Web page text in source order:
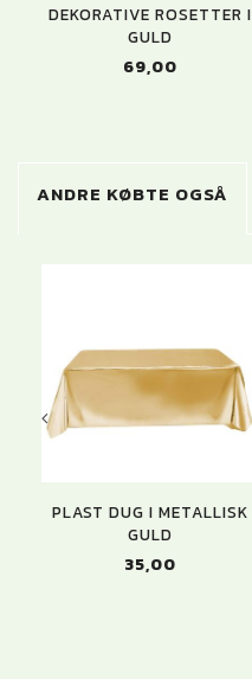
DEKORATIVE ROSETTER I
GULD
69,00
ANDRE KØBTE OGSÅ
PLAST DUG I METALLISK
GULD
35,00